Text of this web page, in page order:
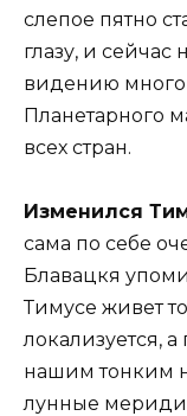
слепое пятно
глазу, и сейчас
видению
Планетарного
всех стран.
Изменился
сама по себе
Блавацкя
Тимусе живет
локализуется,
нашим тонким
лунные